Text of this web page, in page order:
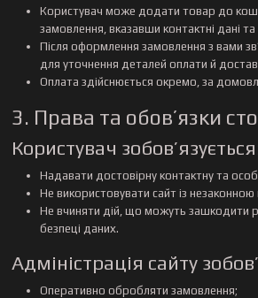
Користувач може додати товар до
замовлення, вказавши контактні дані
Після оформлення замовлення з вами
для уточнення деталей оплати й
Оплата здійснюється окремо, за
3. Права та обов’язки
Користувач
Надавати достовірну контактну та
Не використовувати сайт із
Не вчиняти дій, що можуть зашкодити
безпеці даних.
Адміністрація сайту
Оперативно обробляти замовлення;